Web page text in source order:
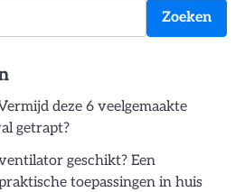
Zoeken
deze 6 veelgemaakte
getrapt?
geschikt? Een
toepassingen in huis